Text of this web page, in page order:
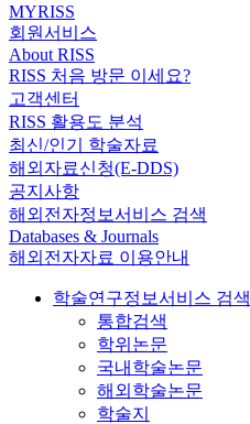
MYRISS
회원서비스
About RISS
RISS 처음 방문 이세요?
고객센터
RISS 활용도 분석
최신/인기 학술자료
해외자료신청(E-DDS)
공지사항
해외전자정보서비스 검색
Databases & Journals
해외전자자료 이용안내
학술연구정보서비스 검색
통합검색
학위논문
국내학술논문
해외학술논문
학술지